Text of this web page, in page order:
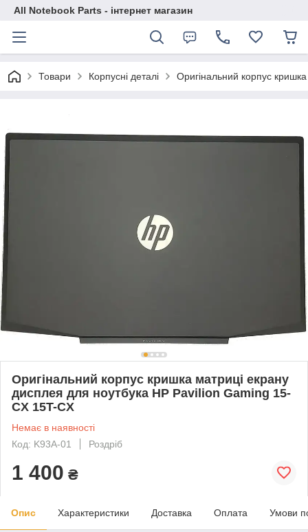
All Notebook Parts - інтернет магазин
Товари Корпусні деталі Оригінальний корпус
Оригінальний корпус кришка матриці екрану
дисплея для ноутбука HP Pavilion Gaming 15-
CX 15T-CX
Немає в наявності
Код: K93A-01
Роздріб
1 400 ₴
Опис Характеристики Доставка Оплата Умови